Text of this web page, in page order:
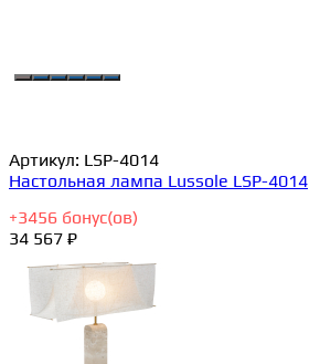
Артикул: LSP-4014
Настольная лампа Lussole LSP-4014
+3456 бонус(ов)
34 567 ₽